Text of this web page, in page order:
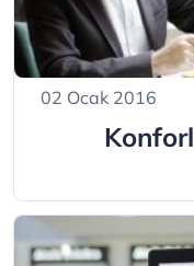
02 Ocak 2016